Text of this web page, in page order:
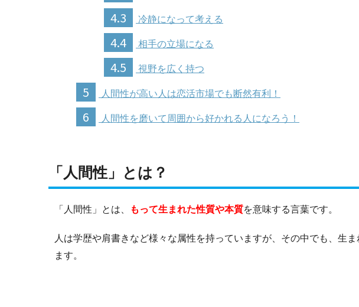
4.3 冷静になって考える
4.4 相手の立場になる
4.5 視野を広く持つ
5 人間性が高い人は恋活市場でも断然有利！
6 人間性を磨いて周囲から好かれる人になろう！
「人間性」とは？
「人間性」とは、 もって生まれた性質や本質を意味する言葉です。
人は学歴や肩書きなど様々な属性を持っていますが、その中でも、生
ます。